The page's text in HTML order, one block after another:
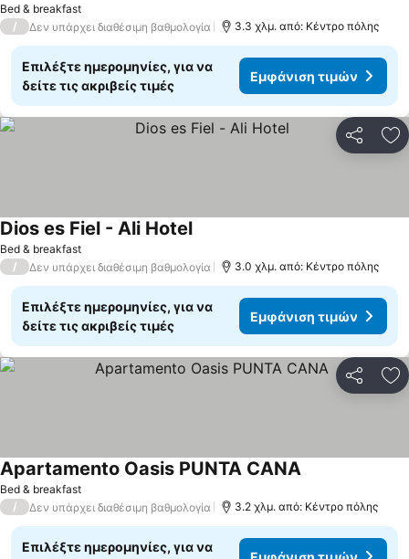
Bed & breakfast
/ Δεν υπάρχει διαθέσιμη βαθμολογία 3.3 χλμ. από: Κέντρο πόλης
Επιλέξτε ημερομηνίες, για να
δείτε τις ακριβείς τιμές
Εμφάνιση τιμών
Bed & breakfast
Dios es Fiel - Ali Hotel
/ Δεν υπάρχει διαθέσιμη βαθμολογία 3.0 χλμ. από: Κέντρο πόλης
Επιλέξτε ημερομηνίες, για να
δείτε τις ακριβείς τιμές
Εμφάνιση τιμών
Bed & breakfast
Apartamento Oasis PUNTA CANA
/ Δεν υπάρχει διαθέσιμη βαθμολογία 3.2 χλμ. από: Κέντρο πόλης
Επιλέξτε ημερομηνίες, για να